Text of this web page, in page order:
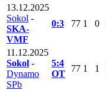
13.12.2025
Sokol -
SKA-
VMF
0:3 77 1 0
11.12.2025
Sokol -
Dynamo
SPb
5:4
ОТ
77 1 1